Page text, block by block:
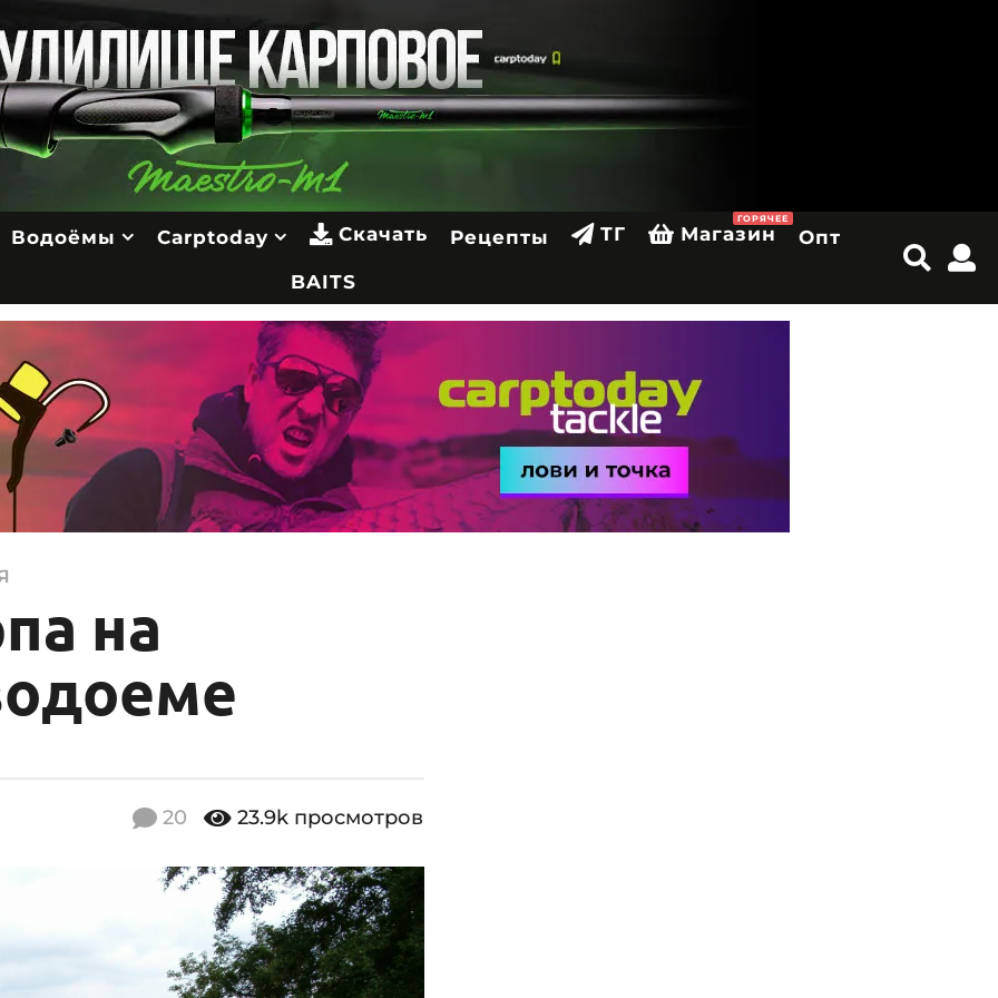
Водоёмы Carptoday Скачать Рецепты ТГ Магазин
ГОРЯЧЕЕ
Опт
BAITS
на
20 23.9k просмотров